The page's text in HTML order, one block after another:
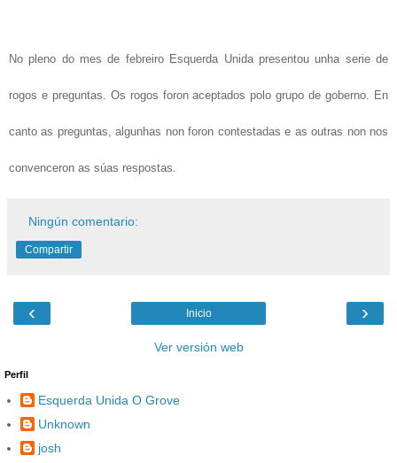
No pleno do mes de febreiro Esquerda Unida presentou unha serie de
rogos e preguntas. Os rogos foron aceptados polo grupo de goberno. En
canto as preguntas, algunhas non foron contestadas e as outras non nos
convenceron as súas respostas.
Ningún comentario:
Compartir
‹ ›
Inicio
Ver versión web
Perfil
Esquerda Unida O Grove
Unknown
josh